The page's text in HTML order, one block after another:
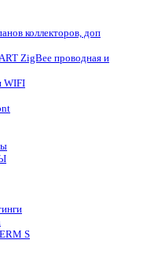
коллекторов, доп
ZigBee проводная и
WIFI
S